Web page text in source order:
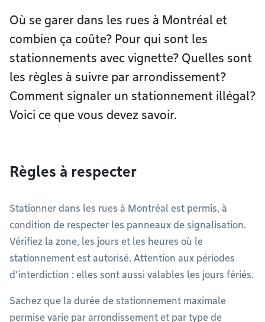
Où se garer dans les rues à Montréal et
combien ça coûte? Pour qui sont les
stationnements avec vignette? Quelles sont
les règles à suivre par arrondissement?
Comment signaler un stationnement illégal?
Voici ce que vous devez savoir.
Règles à respecter
Stationner dans les rues à Montréal est permis, à
condition de respecter les panneaux de signalisation.
Vérifiez la zone, les jours et les heures où le
stationnement est autorisé. Attention aux périodes
d’interdiction : elles sont aussi valables les jours fériés.
Sachez que la durée de stationnement maximale
permise varie par arrondissement et par type de